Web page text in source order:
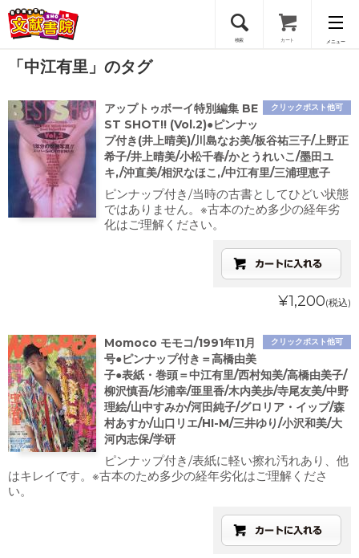
検索 カート メニュー
会員登録
ログイン
「中江有里」のタグ
クリックポスト他可
アップトゥボーイ特別編集 BE
ST SHOT!! (Vol.2)●ピンナッ
プ付き(井上晴美)/川島なお美/板谷祐三子/上野正
希子/井上晴美/小松千春/かとうれいこ/墨田ユ
キ,/沖直美/相沢なほこ,/中江有里/三浦理恵子
ピンナップ付き/当時の古書としてひどい状態
ではありません。※古本のため多少の経年劣
化はご理解ください。
¥1,200(税込)
クリックポスト他可
Momoco モモコ/1991年11月
号●ピンナップ付き＝高橋由美
子●表紙・巻頭＝中江有里/西村知美/高橋由美子/
柳沢慎吾/杉浦幸/亜里香/木内美歩/寺尾友美/中野
理絵/山中すみか/河田純子/グロリア・イップ/森
村あすか/山口リエ/HI-M/三井ゆり/小沢和美/大
河内志保/学研
ピンナップ付き/表紙に軽い擦れ汚れあり、他
はキレイです。※古本のため多少の経年劣化はご理解くださ
い。